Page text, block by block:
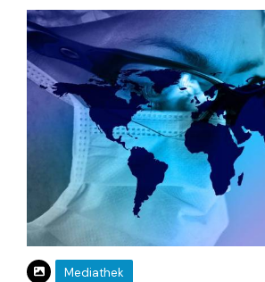
Mediathek